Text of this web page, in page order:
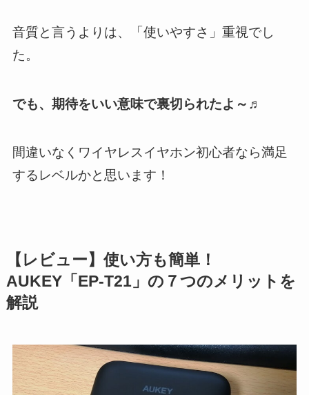
音質と言うよりは、「使いやすさ」重視でし
た。
でも、期待をいい意味で裏切られたよ～♬
間違いなくワイヤレスイヤホン初心者なら満足
するレベルかと思います！
【レビュー】使い方も簡単！
AUKEY「EP-T21」の７つのメリットを
解説